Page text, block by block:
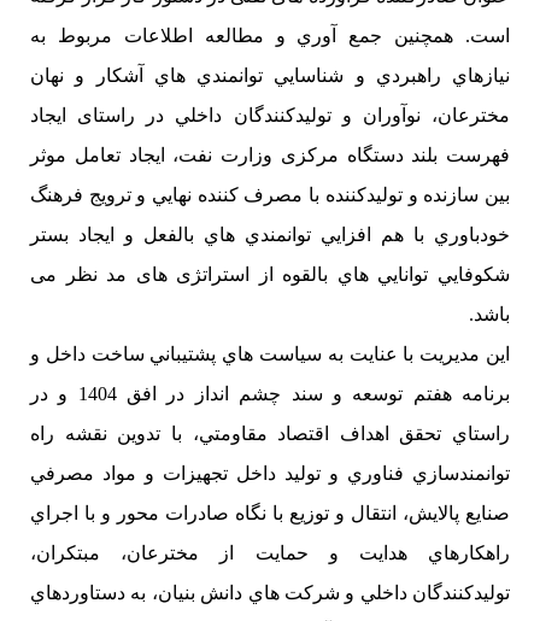
است. همچنین جمع آوري و مطالعه اطلاعات مربوط به
نيازهاي راهبردي و شناسايي توانمندي هاي آشكار و نهان
مخترعان، نوآوران و توليدكنندگان داخلي در راستای ایجاد
فهرست بلند دستگاه مرکزی وزارت نفت، ايجاد تعامل موثر
بين سازنده و توليدكننده با مصرف كننده نهايي و ترويج فرهنگ
خودباوري با هم افزايي توانمندي هاي بالفعل و ايجاد بستر
شكوفايي توانايي هاي بالقوه از استراتژی های مد نظر می
باشد.
اين مديريت با عنايت به سياست هاي پشتيباني ساخت داخل و
برنامه هفتم توسعه و سند چشم انداز در افق 1404 و در
راستاي تحقق اهداف اقتصاد مقاومتي، با تدوين نقشه راه
توانمندسازي فناوري و توليد داخل تجهيزات و مواد مصرفي
صنايع پالايش، انتقال و توزيع با نگاه صادرات محور و با اجراي
راهكارهاي هدايت و حمايت از مخترعان، مبتكران،
توليدكنندگان داخلي و شركت هاي دانش بنيان، به دستاوردهاي